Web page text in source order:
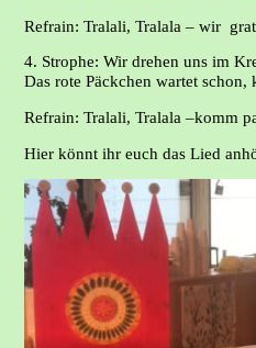
Refrain: Tralali, Tralala – wir
4. Strophe: Wir drehen uns im
Das rote Päckchen wartet
Refrain: Tralali, Tralala –komm
Hier könnt ihr euch das Lied